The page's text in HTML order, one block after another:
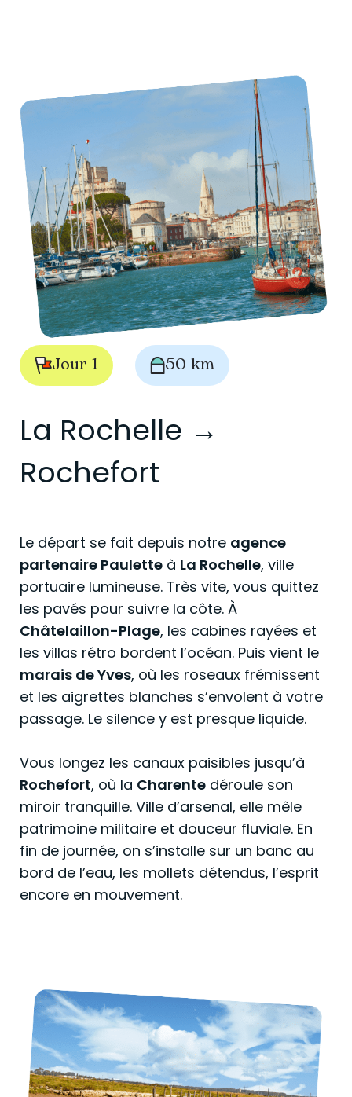
Jour 1 50 km
La Rochelle →
Rochefort
Le départ se fait depuis notre agence
partenaire Paulette à La Rochelle, ville
portuaire lumineuse. Très vite, vous quittez
les pavés pour suivre la côte. À
Châtelaillon-Plage, les cabines rayées et
les villas rétro bordent l’océan. Puis vient le
marais de Yves, où les roseaux frémissent
et les aigrettes blanches s’envolent à votre
passage. Le silence y est presque liquide.
Vous longez les canaux paisibles jusqu’à
Rochefort, où la Charente déroule son
miroir tranquille. Ville d’arsenal, elle mêle
patrimoine militaire et douceur fluviale. En
fin de journée, on s’installe sur un banc au
bord de l’eau, les mollets détendus, l’esprit
encore en mouvement.